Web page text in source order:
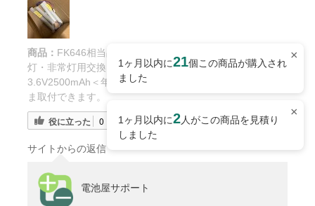
×
1ヶ月以内に21個この商品が購入され
ました
×
1ヶ月以内に2人がこの商品を見積り
しました
商品： FK646相当品 電池屋製新品 パナソニック製誘導
灯・非常灯用交換電池 ＜FK838相当品(同等品)＞
3.6V2500mAh＜年度シール付き＞ コネクター付きそのま
ま取付できます。
役に立った 0
サイトからの返信
電池屋サポート